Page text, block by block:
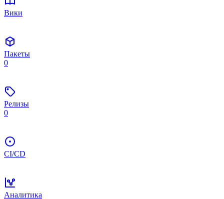
Вики
Пакеты
0
Релизы
0
CI/CD
Аналитика